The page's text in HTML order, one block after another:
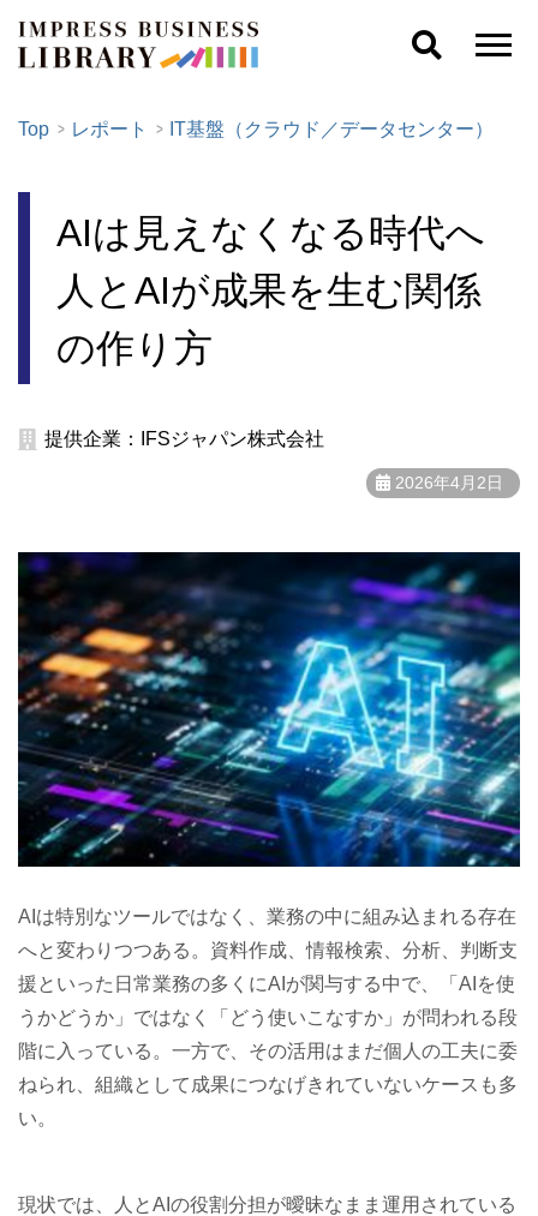
Top レポート IT基盤（クラウド／データセンター）
AIは見えなくなる時代へ
人とAIが成果を生む関係
の作り方
提供企業：IFSジャパン株式会社
2026年4月2日
AIは特別なツールではなく、業務の中に組み込まれる存在
へと変わりつつある。資料作成、情報検索、分析、判断支
援といった日常業務の多くにAIが関与する中で、「AIを使
うかどうか」ではなく「どう使いこなすか」が問われる段
階に入っている。一方で、その活用はまだ個人の工夫に委
ねられ、組織として成果につなげきれていないケースも多
い。
現状では、人とAIの役割分担が曖昧なまま運用されている